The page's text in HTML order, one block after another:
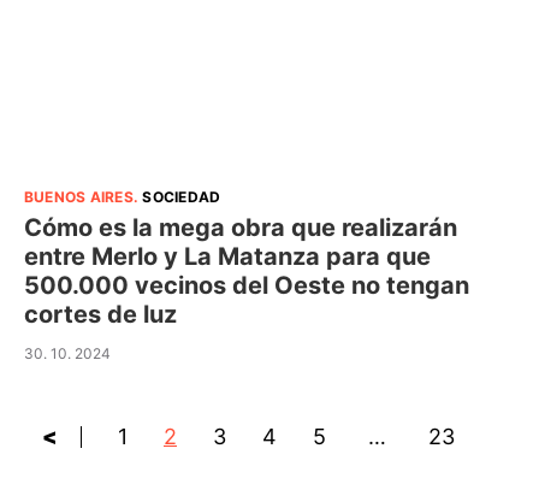
BUENOS AIRES.SOCIEDAD
Cómo es la mega obra que realizarán
entre Merlo y La Matanza para que
500.000 vecinos del Oeste no tengan
cortes de luz
30. 10. 2024
< 1 2 3 4 5 … 23